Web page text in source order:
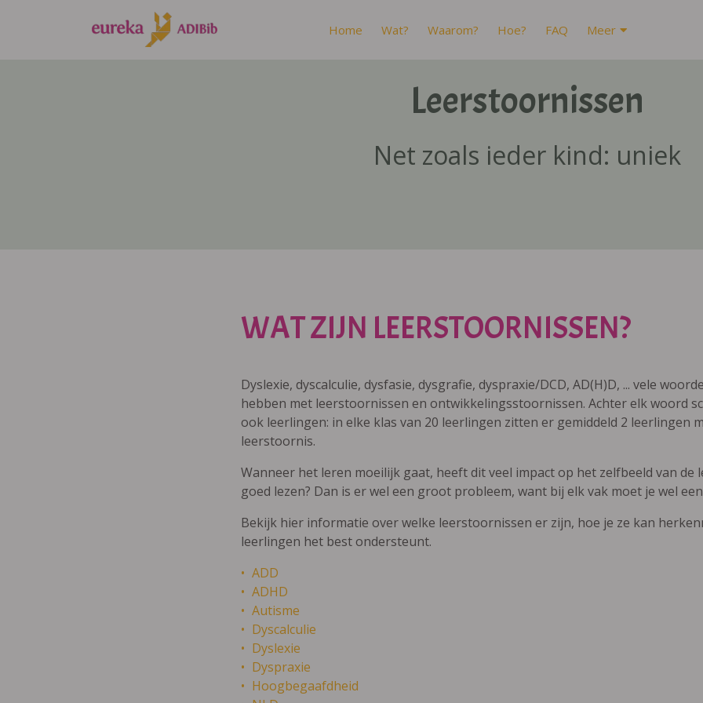
Home Wat? Waarom? Hoe? FAQ Meer
Leerstoornissen
Net zoals ieder kind: uniek
WAT ZIJN LEERSTOORNISSEN?
Dyslexie, dyscalculie, dysfasie, dysgrafie, dyspraxie/DCD, AD(H)D, ... vele
hebben met leerstoornissen en ontwikkelingsstoornissen. Achter elk woord
ook leerlingen: in elke klas van 20 leerlingen zitten er gemiddeld 2 leerlingen
leerstoornis.
Wanneer het leren moeilijk gaat, heeft dit veel impact op het zelfbeeld van de
goed lezen? Dan is er wel een groot probleem, want bij elk vak moet je wel
Bekijk hier informatie over welke leerstoornissen er zijn, hoe je ze kan
leerlingen het best ondersteunt.
ADD
ADHD
Autisme
Dyscalculie
Dyslexie
Dyspraxie
Hoogbegaafdheid